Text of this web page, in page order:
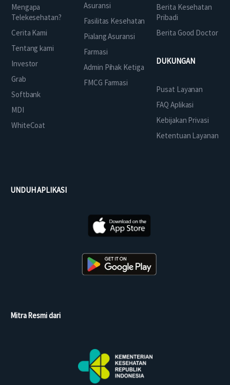
Mengapa
Telekesehatan?
Cerita Kami
Tentang kami
Investor
Grab
Softbank
MDI
WhiteCoat
Asuransi
Fasilitas Kesehatan
Pialang Asuransi
Farmasi
Admin Pihak Ketiga
FMCG Farmasi
Berita Kesehatan
Pribadi
Berita Good Doctor
DUKUNGAN
Pusat Layanan
FAQ Aplikasi
Kebijakan Privasi
Ketentuan Layanan
UNDUH APLIKASI
Mitra Resmi dari